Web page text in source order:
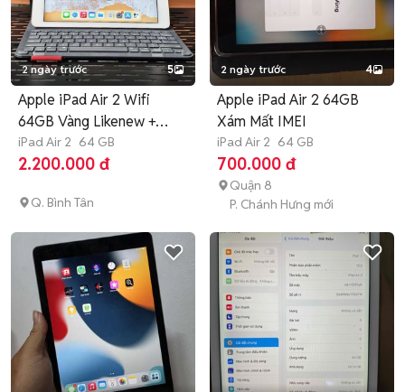
2 ngày trước 5
Apple iPad Air 2 Wifi
64GB Vàng Likenew +
Keyboard
iPad Air 2 64 GB
2.200.000 đ
Q. Bình Tân
2 ngày trước 4
Apple iPad Air 2 64GB
Xám Mất IMEI
iPad Air 2 64 GB
700.000 đ
Quận 8
P. Chánh Hưng mới